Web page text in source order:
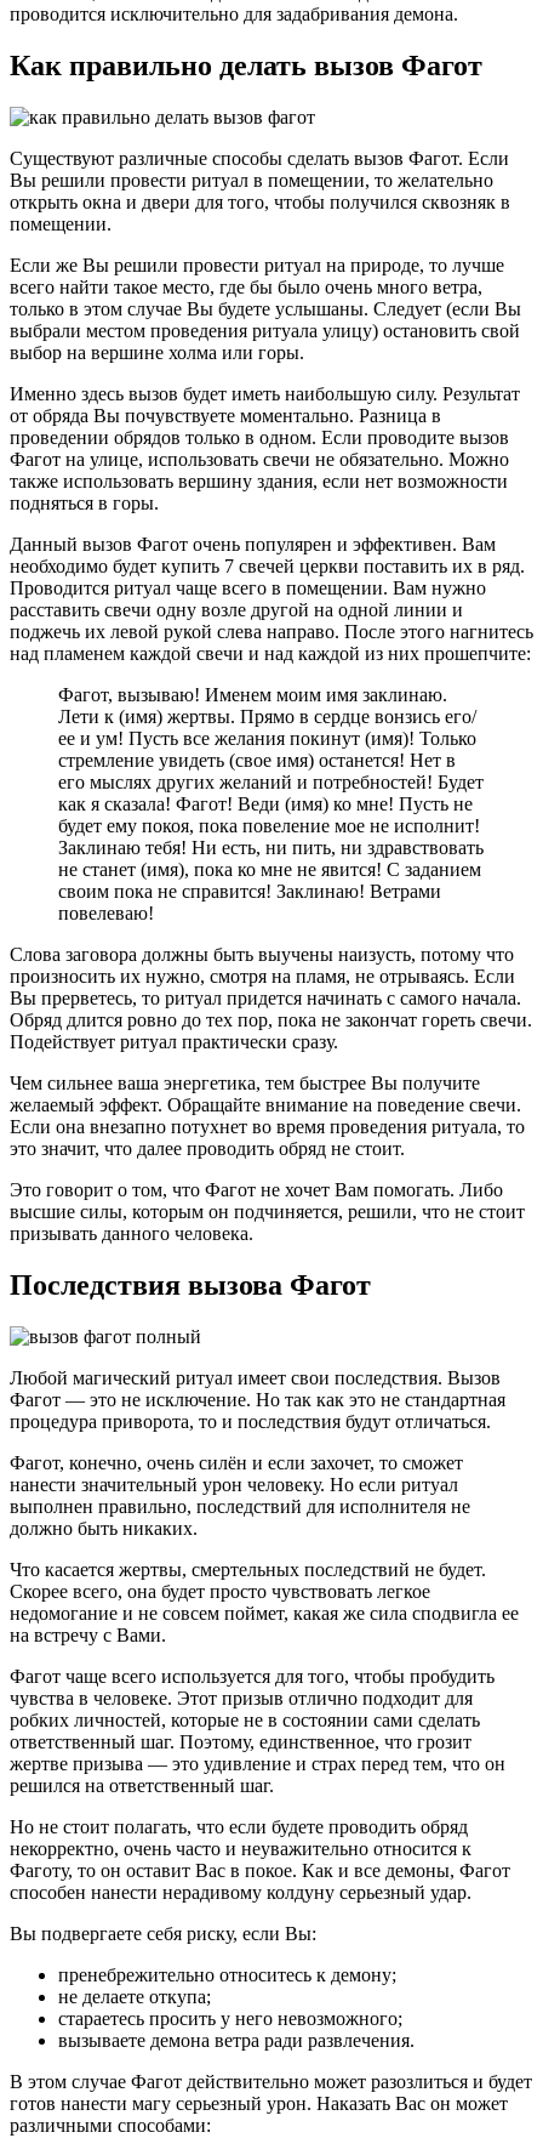
проводится исключительно для задабривания демона.
Как правильно делать вызов Фагот
Существуют различные способы сделать вызов Фагот. Если
Вы решили провести ритуал в помещении, то желательно
открыть окна и двери для того, чтобы получился сквозняк в
помещении.
Если же Вы решили провести ритуал на природе, то лучше
всего найти такое место, где бы было очень много ветра,
только в этом случае Вы будете услышаны. Следует (если Вы
выбрали местом проведения ритуала улицу) остановить свой
выбор на вершине холма или горы.
Именно здесь вызов будет иметь наибольшую силу. Результат
от обряда Вы почувствуете моментально. Разница в
проведении обрядов только в одном. Если проводите вызов
Фагот на улице, использовать свечи не обязательно. Можно
также использовать вершину здания, если нет возможности
подняться в горы.
Данный вызов Фагот очень популярен и эффективен. Вам
необходимо будет купить 7 свечей церкви поставить их в ряд.
Проводится ритуал чаще всего в помещении. Вам нужно
расставить свечи одну возле другой на одной линии и
поджечь их левой рукой слева направо. После этого нагнитесь
над пламенем каждой свечи и над каждой из них прошепчите:
Фагот, вызываю! Именем моим имя заклинаю.
Лети к (имя) жертвы. Прямо в сердце вонзись его/
ее и ум! Пусть все желания покинут (имя)! Только
стремление увидеть (свое имя) останется! Нет в
его мыслях других желаний и потребностей! Будет
как я сказала! Фагот! Веди (имя) ко мне! Пусть не
будет ему покоя, пока повеление мое не исполнит!
Заклинаю тебя! Ни есть, ни пить, ни здравствовать
не станет (имя), пока ко мне не явится! С заданием
своим пока не справится! Заклинаю! Ветрами
повелеваю!
Слова заговора должны быть выучены наизусть, потому что
произносить их нужно, смотря на пламя, не отрываясь. Если
Вы прерветесь, то ритуал придется начинать с самого начала.
Обряд длится ровно до тех пор, пока не закончат гореть свечи.
Подействует ритуал практически сразу.
Чем сильнее ваша энергетика, тем быстрее Вы получите
желаемый эффект. Обращайте внимание на поведение свечи.
Если она внезапно потухнет во время проведения ритуала, то
это значит, что далее проводить обряд не стоит.
Это говорит о том, что Фагот не хочет Вам помогать. Либо
высшие силы, которым он подчиняется, решили, что не стоит
призывать данного человека.
Последствия вызова Фагот
Любой магический ритуал имеет свои последствия. Вызов
Фагот — это не исключение. Но так как это не стандартная
процедура приворота, то и последствия будут отличаться.
Фагот, конечно, очень силён и если захочет, то сможет
нанести значительный урон человеку. Но если ритуал
выполнен правильно, последствий для исполнителя не
должно быть никаких.
Что касается жертвы, смертельных последствий не будет.
Скорее всего, она будет просто чувствовать легкое
недомогание и не совсем поймет, какая же сила сподвигла ее
на встречу с Вами.
Фагот чаще всего используется для того, чтобы пробудить
чувства в человеке. Этот призыв отлично подходит для
робких личностей, которые не в состоянии сами сделать
ответственный шаг. Поэтому, единственное, что грозит
жертве призыва — это удивление и страх перед тем, что он
решился на ответственный шаг.
Но не стоит полагать, что если будете проводить обряд
некорректно, очень часто и неуважительно относится к
Фаготу, то он оставит Вас в покое. Как и все демоны, Фагот
способен нанести нерадивому колдуну серьезный удар.
Вы подвергаете себя риску, если Вы:
пренебрежительно относитесь к демону;
не делаете откупа;
стараетесь просить у него невозможного;
вызываете демона ветра ради развлечения.
В этом случае Фагот действительно может разозлиться и будет
готов нанести магу серьезный урон. Наказать Вас он может
различными способами: